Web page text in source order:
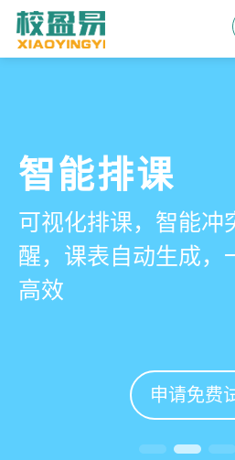
管学校，用
培训机构教
统
有效提升运营管理效
申请免费
智能排课
可视化排课，智能冲
醒，课表自动生成，
高效
申请免费
课时统计
学员签到同步扣减课
自动统计、汇总，数
皮
申请免费
家校互动
一部手机链接教师、
通互动零距离，服务
费
申请免费